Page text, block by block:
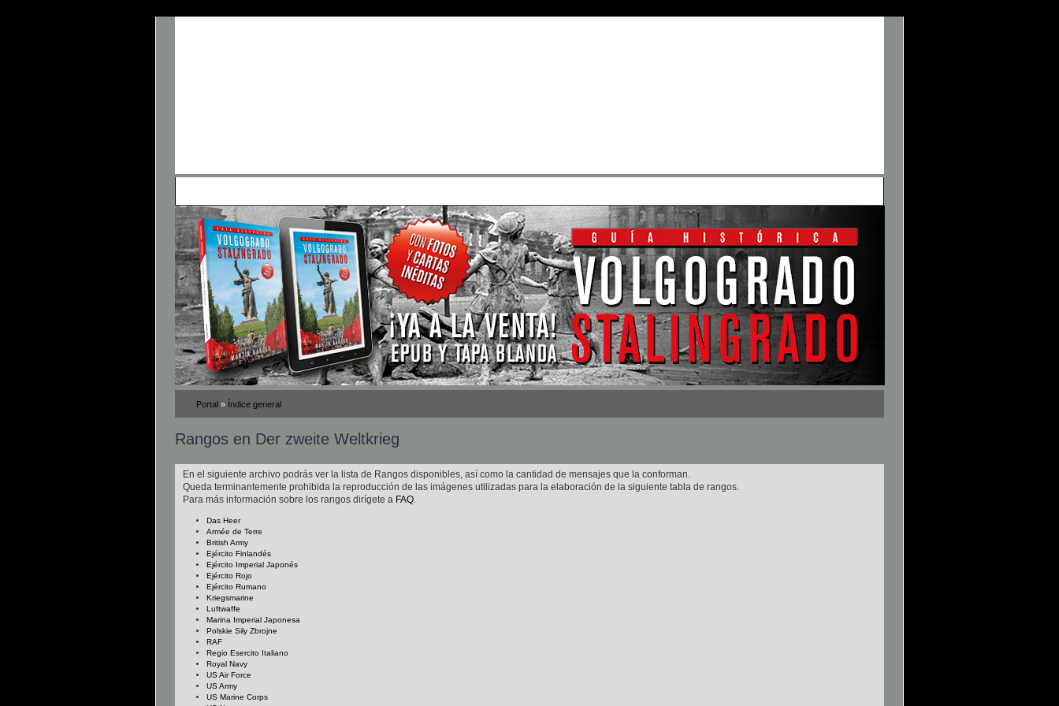
Portal » Índice general
Rangos en Der zweite Weltkrieg
En el siguiente archivo podrás ver la lista de Rangos disponibles, así como la cantidad de mensajes que la conforman.
Queda terminantemente prohibida la reproducción de las imágenes utilizadas para la elaboración de la siguiente tabla de rangos.
Para más información sobre los rangos dirígete a FAQ.
Das Heer
Armée de Terre
British Army
Ejército Finlandés
Ejército Imperial Japonés
Ejército Rojo
Ejército Rumano
Kriegsmarine
Luftwaffe
Marina Imperial Japonesa
Polskie Siły Zbrojne
RAF
Regio Esercito Italiano
Royal Navy
US Air Force
US Army
US Marine Corps